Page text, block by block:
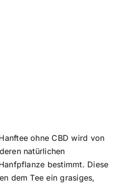
ohne CBD wird von
natürlichen
bestimmt. Diese
dem Tee ein grasiges,